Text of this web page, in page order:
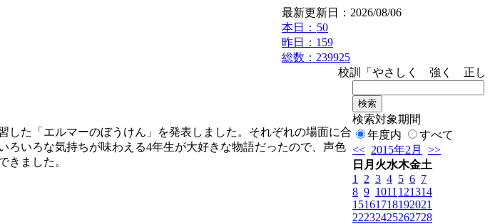
最新更新日：2026/08/06
本日： 50
昨日：159
総数：239925
校訓「やさしく 強く 正し
た「エルマーのぼうけん」を発表しました。それぞれの場面に合
いろな気持ちが味わえる4年生が大好きな物語だったので、声色
きました。
検索対象期間
年度内
すべて
<< 2015年2月
>>
日 月 火水木金土
1
2 3 4 5 6 7
8 9 1011 121314
15161718192021
22232425262728